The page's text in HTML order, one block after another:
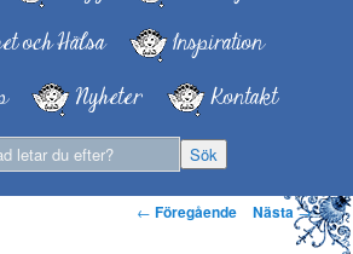
och Hälsa
Inspiration
Nyheter Kontakt
Inläggsnavigering
← Föregående Nästa→